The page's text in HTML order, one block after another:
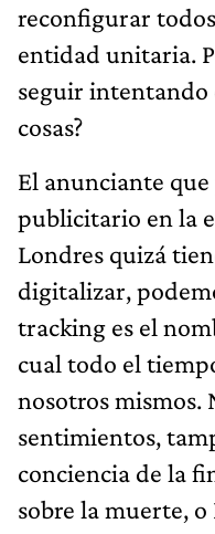
reconfigurar
entidad unitaria.
seguir intentando
cosas?
El anunciante
publicitario en la
Londres quizá
digitalizar,
tracking es el
cual todo el
nosotros mismos.
sentimientos,
conciencia de la
sobre la muerte,